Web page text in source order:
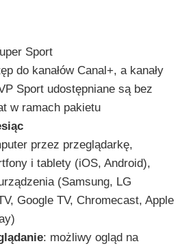
Sport
do kanałów Canal+, a kanały
Sport udostępniane są bez
w ramach pakietu
przez przeglądarkę,
i tablety (iOS, Android),
(Samsung, LG
Google TV, Chromecast, Apple
: możliwy ogląd na